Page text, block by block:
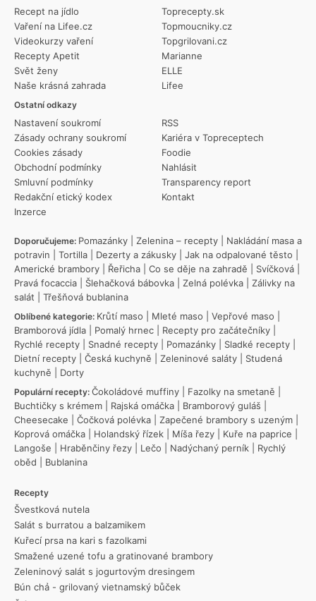
Recept na jídlo
Vaření na Lifee.cz
Videokurzy vaření
Recepty Apetit
Svět ženy
Naše krásná zahrada
Ostatní odkazy
Nastavení soukromí
Zásady ochrany soukromí
Cookies zásady
Obchodní podmínky
Smluvní podmínky
Redakční etický kodex
Inzerce
RSS
Kariéra v Topreceptech
Foodie
Nahlásit
Transparency report
Kontakt
Toprecepty.sk
Topmoucniky.cz
Topgrilovani.cz
Marianne
ELLE
Lifee
Doporučujeme: Pomazánky Zelenina – recepty
Nakládání masa a
potravin
Tortilla Dezerty a zákusky Jak na odpalované těsto
Americké brambory
Řeřicha Co se děje na zahradě Svíčková
Pravá focaccia
Šlehačková bábovka Zelná polévka
Zálivky na
salát
Třešňová bublanina
Oblíbené kategorie: Krůtí maso Mleté maso Vepřové maso
Bramborová jídla
Pomalý hrnec Recepty pro začátečníky
Rychlé recepty
Snadné recepty Pomazánky Sladké recepty
Dietní recepty
Česká kuchyně Zeleninové saláty
Studená
kuchyně
Dorty
Populární recepty: Čokoládové muffiny Fazolky na smetaně
Buchtičky s krémem
Rajská omáčka Bramborový guláš
Cheesecake
Čočková polévka Zapečené brambory s uzeným
Koprová omáčka
Holandský řízek Míša řezy Kuře na paprice
Langoše
Hraběnčiny řezy Lečo Nadýchaný perník
Rychlý
oběd
Bublanina
Recepty
Švestková nutela
Salát s burratou a balzamikem
Kuřecí prsa na kari s fazolkami
Smažené uzené tofu a gratinované brambory
Zeleninový salát s jogurtovým dresingem
Bún chả - grilovaný vietnamský bůček